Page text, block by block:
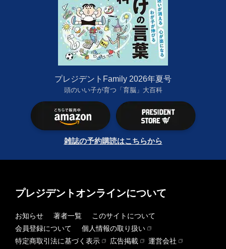
プレジデントFamily 2026年夏号
頭のいい子が育つ「育脳」大百科
雑誌の予約購読はこちらから
プレジデントオンラインについて
お知らせ 著者一覧
このサイトについて
会員登録について
個人情報の取り扱い
特定商取引法に基づく表示
広告掲載
運営会社